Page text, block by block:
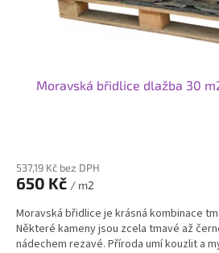
Moravská břidlice dlažba 30
produktu
je
z
5
hvězdiček.
537,19 Kč bez DPH
650 Kč / m2
Moravská břidlice je krásná kombinace
Některé kameny jsou zcela tmavé až
nádechem rezavé. Příroda umí kouzlit a